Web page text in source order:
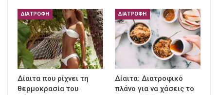
ΔΙΑΤΡΟΦΉ
Δίαιτα που ρίχνει τη
θερμοκρασία του
ΔΙΑΤΡΟΦΉ
Δίαιτα: Διατροφικό
πλάνο για να χάσεις το